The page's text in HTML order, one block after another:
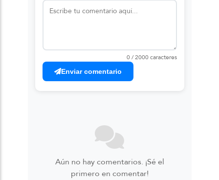
0 / 2000 caracteres
Enviar comentario
Aún no hay comentarios. ¡Sé el
primero en comentar!